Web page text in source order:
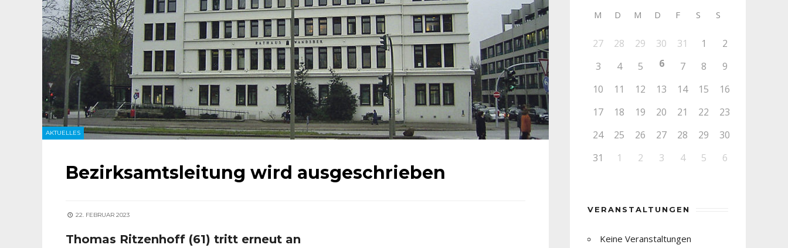
AKTUELLES
Bezirksamtsleitung wird ausgeschrieben
22. FEBRUAR 2023
Thomas Ritzenhoff (61) tritt erneut an
M D M D F S S
27 28 29 30 31 1
2
3
4 5 6 7 8
9
10
11 12 13 14 15
16
17
18 19 20 21 22
23
24
25 26 27 28 29
30
31
1 2 3 4 5 6
VERANSTALTUNGEN
Keine Veranstaltungen